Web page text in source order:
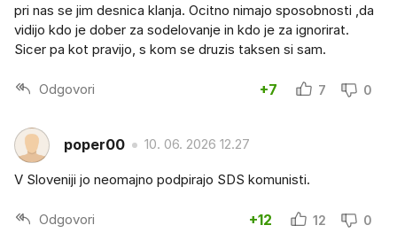
pri nas se jim desnica klanja. Ocitno nimajo sposobnosti ,da
vidijo kdo je dober za sodelovanje in kdo je za ignorirat.
Sicer pa kot pravijo, s kom se druzis taksen si sam.
Odgovori +7 7 0
poper00 10. 06. 2026 12.27
V Sloveniji jo neomajno podpirajo SDS komunisti.
Odgovori +12 12 0